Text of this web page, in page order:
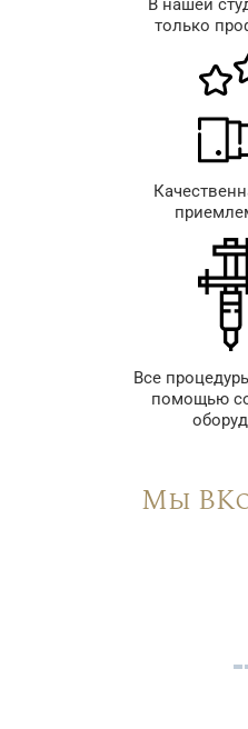
В нашей
только
Все
помощью
Мы